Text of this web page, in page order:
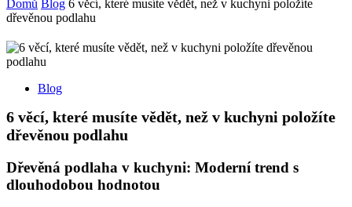
Domů Blog 6 věcí, které musíte vědět, než v kuchyni položíte
dřevěnou podlahu
Blog
6 věcí, které musíte vědět, než v kuchyni položíte
dřevěnou podlahu
Dřevěná podlaha v kuchyni: Moderní trend s
dlouhodobou hodnotou